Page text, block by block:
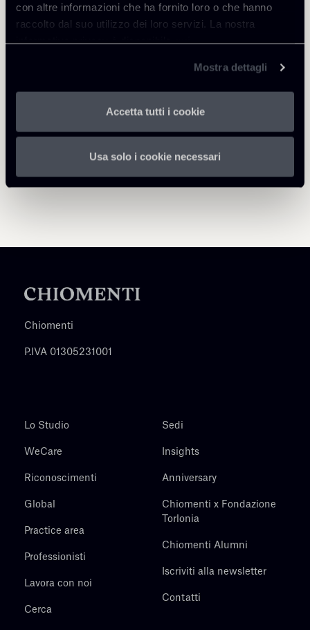
con altre informazioni che ha fornito loro o che hanno
raccolto dal suo utilizzo dei loro servizi. La nostra
informativa privacy è disponibilequi.
Mostra dettagli
Accetta tutti i cookie
Usa solo i cookie necessari
e le newsletter di cui alla lettera C
Chiomenti
P.IVA 01305231001
Lo Studio
WeCare
Riconoscimenti
Global
Practice area
Professionisti
Lavora con noi
Cerca
Sedi
Insights
Anniversary
Chiomenti x Fondazione
Torlonia
Chiomenti Alumni
Iscriviti alla newsletter
Contatti